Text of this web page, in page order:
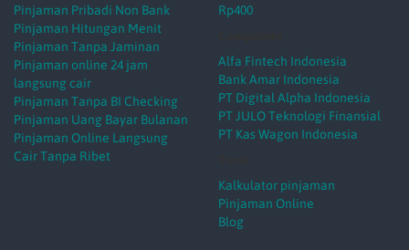
Pinjaman Pribadi Non Bank
Pinjaman Hitungan Menit
Pinjaman Tanpa Jaminan
Pinjaman online 24 jam
langsung cair
Pinjaman Tanpa BI Checking
Pinjaman Uang Bayar Bulanan
Pinjaman Online Langsung
Cair Tanpa Ribet
Rp400
Alfa Fintech Indonesia
Bank Amar Indonesia
PT Digital Alpha Indonesia
PT JULO Teknologi Finansial
PT Kas Wagon Indonesia
Kalkulator pinjaman
Pinjaman Online
Blog